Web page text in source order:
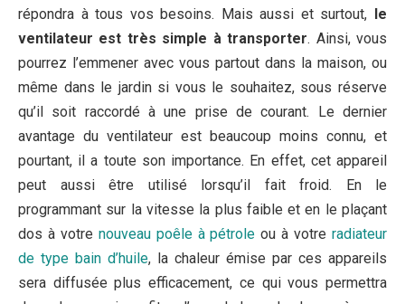
répondra à tous vos besoins. Mais aussi et surtout, le
ventilateur est très simple à transporter. Ainsi, vous
pourrez l’emmener avec vous partout dans la maison, ou
même dans le jardin si vous le souhaitez, sous réserve
qu’il soit raccordé à une prise de courant. Le dernier
avantage du ventilateur est beaucoup moins connu, et
pourtant, il a toute son importance. En effet, cet appareil
peut aussi être utilisé lorsqu’il fait froid. En le
programmant sur la vitesse la plus faible et en le plaçant
dos à votre nouveau poêle à pétrole ou à votreradiateur
de type bain d’huile, la chaleur émise par ces appareils
sera diffusée plus efficacement, ce qui vous permettra